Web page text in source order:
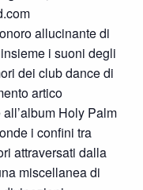
allucinante di
i suoni degli
dei club dance di
artico
Holy Palm
i confini tra
attraversati dalla
miscellanea di